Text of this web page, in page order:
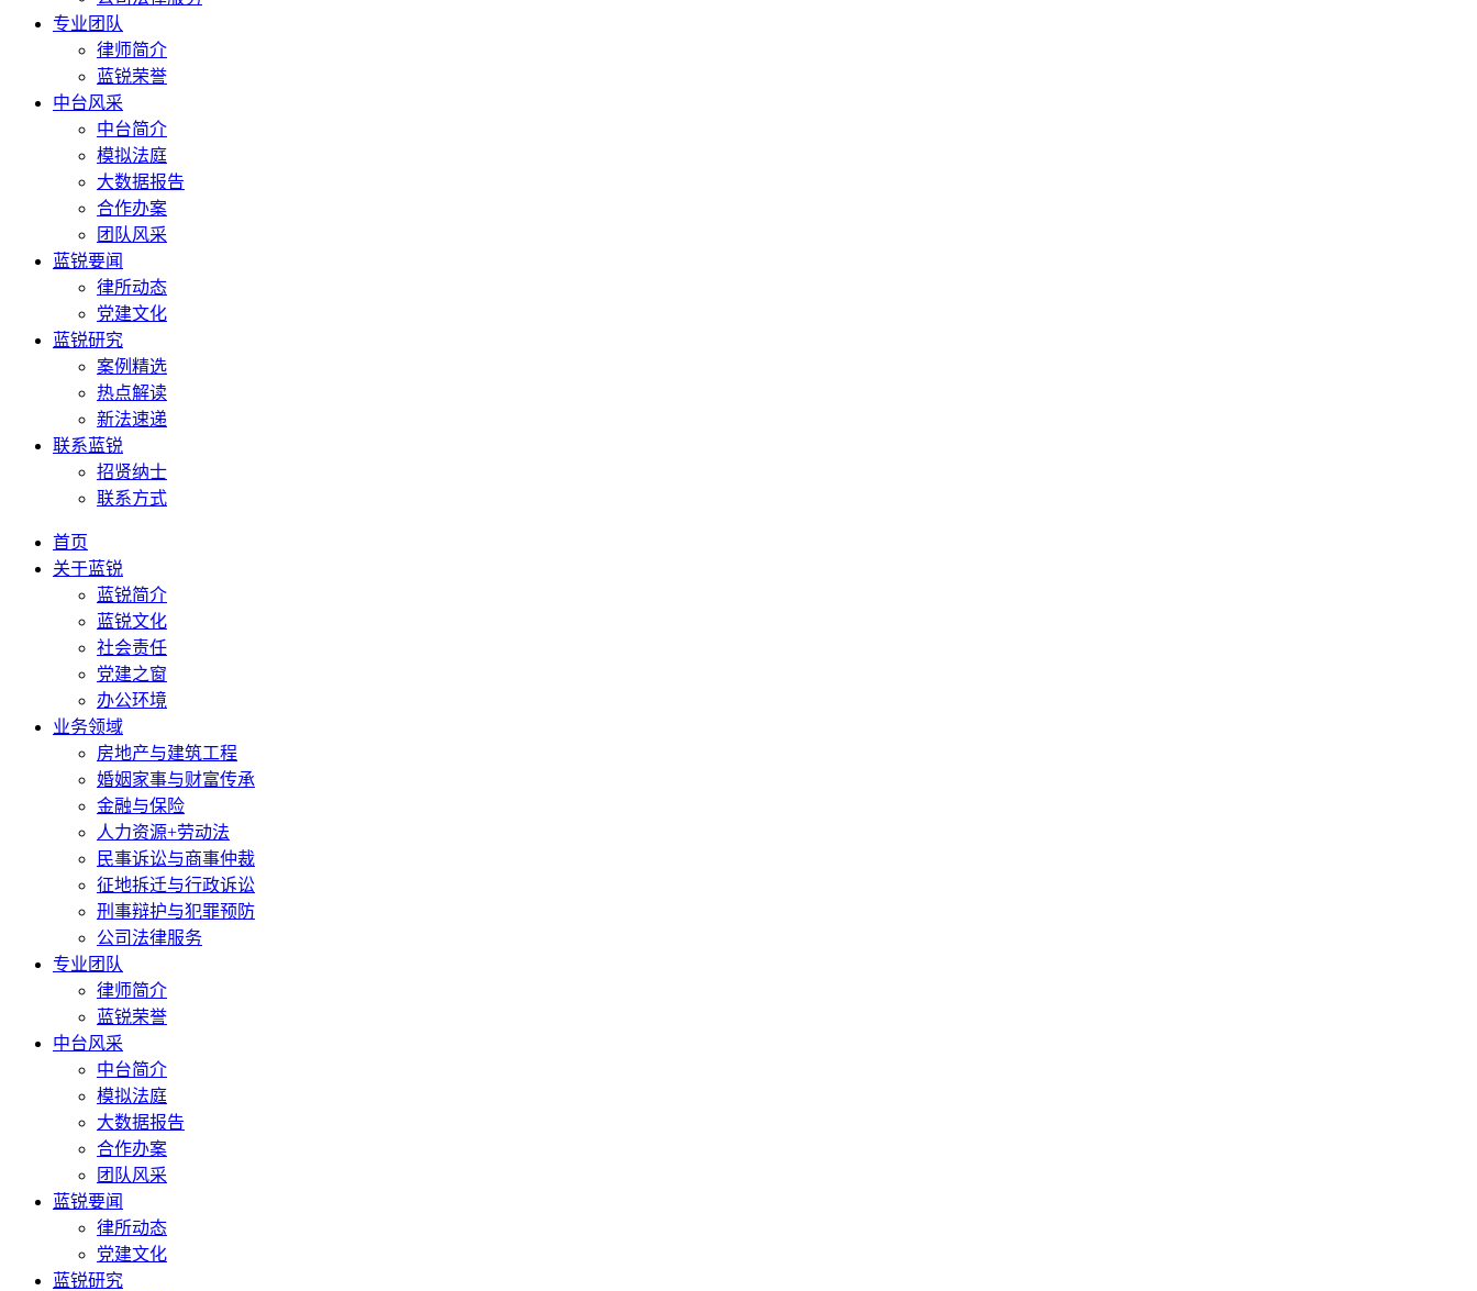
专业团队
律师简介
蓝锐荣誉
中台风采
中台简介
模拟法庭
大数据报告
合作办案
团队风采
蓝锐要闻
律所动态
党建文化
蓝锐研究
案例精选
热点解读
新法速递
联系蓝锐
招贤纳士
联系方式
首页
关于蓝锐
蓝锐简介
蓝锐文化
社会责任
党建之窗
办公环境
业务领域
房地产与建筑工程
婚姻家事与财富传承
金融与保险
人力资源+劳动法
民事诉讼与商事仲裁
征地拆迁与行政诉讼
刑事辩护与犯罪预防
公司法律服务
专业团队
律师简介
蓝锐荣誉
中台风采
中台简介
模拟法庭
大数据报告
合作办案
团队风采
蓝锐要闻
律所动态
党建文化
蓝锐研究